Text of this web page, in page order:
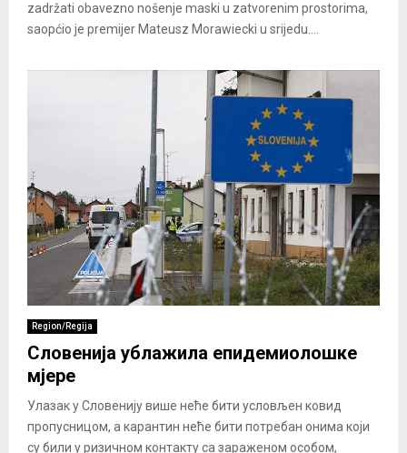
zadržati obavezno nošenje maski u zatvorenim prostorima,
saopćio je premijer Mateusz Morawiecki u srijedu....
Region/Regija
Словенија ублажила епидемиолошке
мјере
Улазак у Словенију више неће бити условљен ковид
пропусницом, а карантин неће бити потребан онима који
су били у ризичном контакту са зараженом особом,